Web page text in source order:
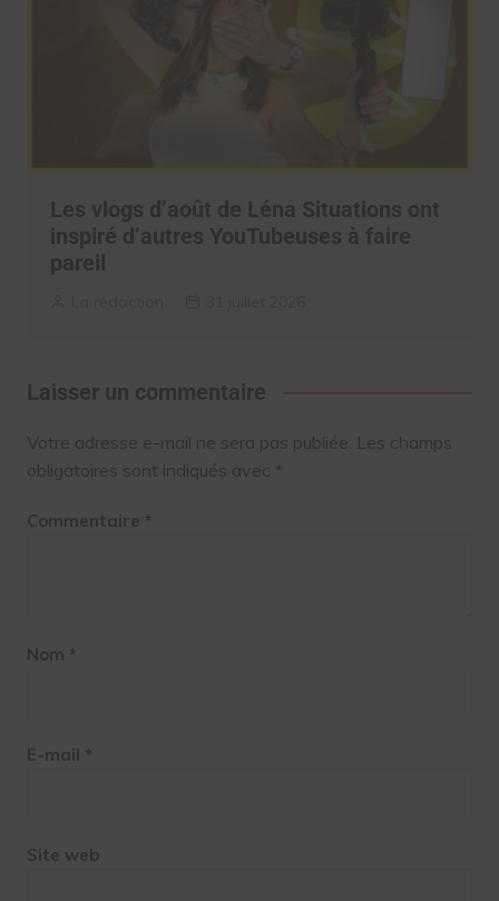
Les vlogs d’août de Léna Situations ont
inspiré d’autres YouTubeuses à faire
pareil
Laisser un commentaire
Votre adresse e-mail ne sera pas publiée. Les champs
obligatoires sont indiqués avec *
Commentaire *
Nom *
E-mail *
Site web